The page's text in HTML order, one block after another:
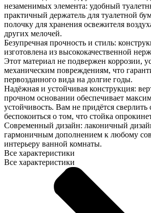
незаменимых элемента: удобный
практичный держатель для туалетной
полочку для хранения освежителя
других мелочей.
Безупречная прочность и стиль:
изготовлена из высококачественной
Этот материал не подвержен коррозии,
механическим повреждениям, что
первозданного вида на долгие годы.
Надёжная и устойчивая конструкция:
прочном основании обеспечивает
устойчивость. Вам не придётся сверлить
беспокоиться о том, что стойка
Современный дизайн: лаконичный
гармоничным дополнением к любому
интерьеру ванной комнаты.
Все характеристики
Все характеристики